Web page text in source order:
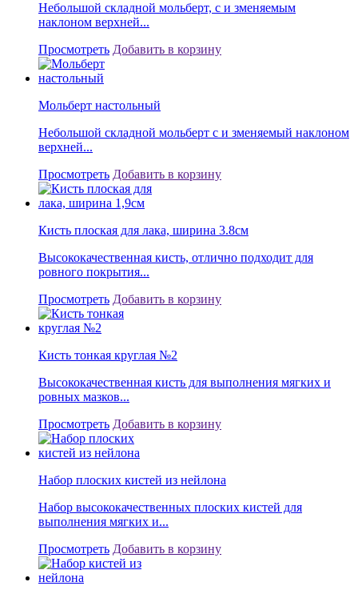
Небольшой складной мольберт, с и зменяемым
наклоном верхней...
Просмотреть Добавить в корзину
Мольберт настольный
Небольшой складной мольберт с и зменяемый наклоном
верхней...
Просмотреть Добавить в корзину
Кисть плоская для лака, ширина 3.8см
Высококачественная кисть, отлично подходит для
ровного покрытия...
Просмотреть Добавить в корзину
Кисть тонкая круглая №2
Высококачественная кисть для выполнения мягких и
ровных мазков...
Просмотреть Добавить в корзину
Набор плоских кистей из нейлона
Набор высококачественных плоских кистей для
выполнения мягких и...
Просмотреть Добавить в корзину